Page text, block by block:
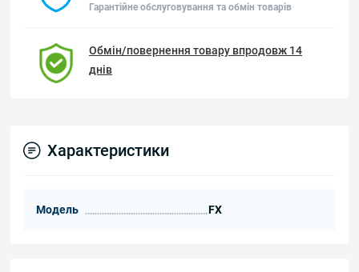
Гарантійне обслуговування та обмін товарів
Обмін/повернення товару впродовж 14
днів
Характеристики
Модель FX